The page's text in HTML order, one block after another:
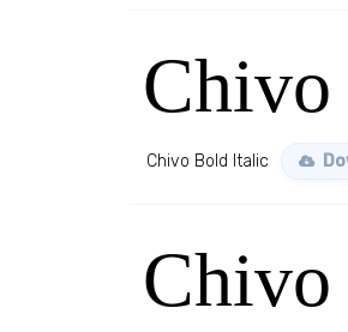
Chivo Bold Italic